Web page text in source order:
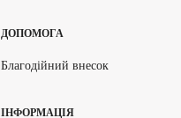
ДОПОМОГА
Благодійний внесок
ІНФОРМАЦІЯ